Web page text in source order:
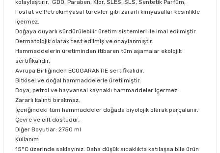
kolaylaştırır. GDO, Paraben, Klor, SLES, SLS, Sentetik Parfüm,
Fosfat ve Petrokimyasal türevler gibi zararlı kimyasallar kesinlikle
içermez.
Doğaya duyarlı sürdürülebilir üretim sistemleri ile imal edilmiştir.
Dermatolojik olarak test edilmiş ve onaylanmıştır.
Hammaddelerin üretiminden itibaren tüm aşamalar ekolojik
sertifikalıdır.
Avrupa Birliğinden ECOGARANTIE sertifikalıdır.
Bitkisel ve doğal hammaddelerle üretilmiştir.
Boya, petrol ve hayvansal kaynaklı hammaddeler içermez.
Zararlı kalıntı bırakmaz.
İçeriğindeki tüm hammaddeler doğada biyolojik olarak parçalanır.
Çevre ve cilt dostudur.
Diğer Boyutlar: 2750 ml
Kullanım
15°C üzerinde saklayınız. Daha düşük sıcaklıkta katılaşsa bile ürün